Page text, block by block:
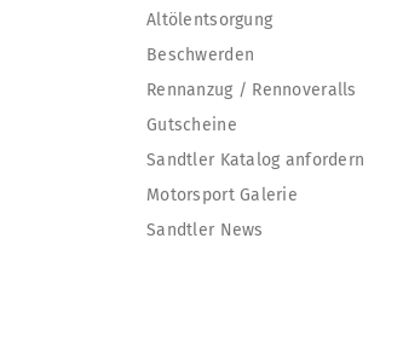
Altölentsorgung
Beschwerden
Rennanzug / Rennoveralls
Gutscheine
Sandtler Katalog anfordern
Motorsport Galerie
Sandtler News